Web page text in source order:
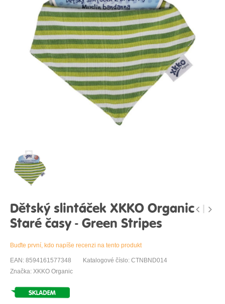
Dětský slintáček XKKO Organic
Staré časy - Green Stripes
Buďte první, kdo napíše recenzi na tento produkt
EAN: 8594161577348
Katalogové číslo: CTNBND014
Značka: XKKO Organic